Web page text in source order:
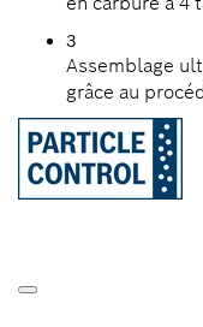
3
Assemblage
grâce au